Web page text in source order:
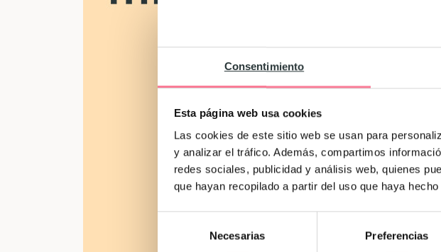
Consentimiento
Esta página web usa cookies
Las cookies de este sitio web se usan para
y analizar el tráfico. Además, compartimos
redes sociales, publicidad y análisis web, quienes
que hayan recopilado a partir del uso que haya
Necesarias Preferencias